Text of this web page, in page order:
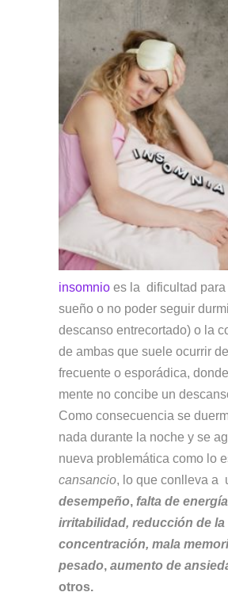
insomnio es la dificultad para
sueño o no poder seguir
descanso entrecortado) o la
de ambas que suele ocurrir
frecuente o esporádica,
mente no concibe un
Como consecuencia se
nada durante la noche y se
nueva problemática como lo
cansancio, lo que conlleva a
desempeño, falta de
irritabilidad, reducción de la
concentración, mala
pesado, aumento de
otros.